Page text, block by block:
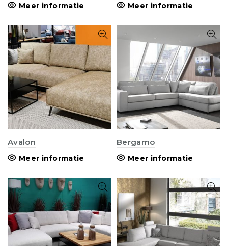
Meer informatie Meer informatie
Avalon
Meer informatie
Bergamo
Meer informatie